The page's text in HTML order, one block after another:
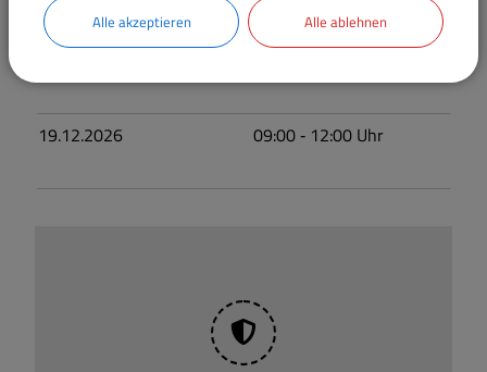
19.12.2026 09:00‐ 12:00 Uhr
Alle akzeptieren Alle ablehnen